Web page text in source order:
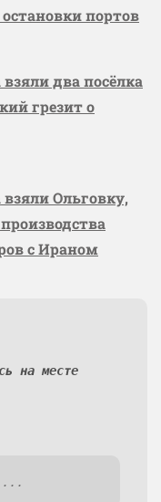
портов
два посёлка
грезит о
Ольговку,
с Ираном
на месте